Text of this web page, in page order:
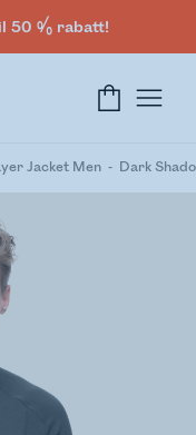
50 % rabatt!
Jacket Men Dark